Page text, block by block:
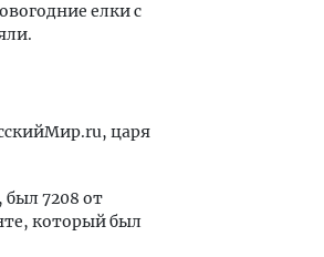
елки с
царя
7208 от
который был